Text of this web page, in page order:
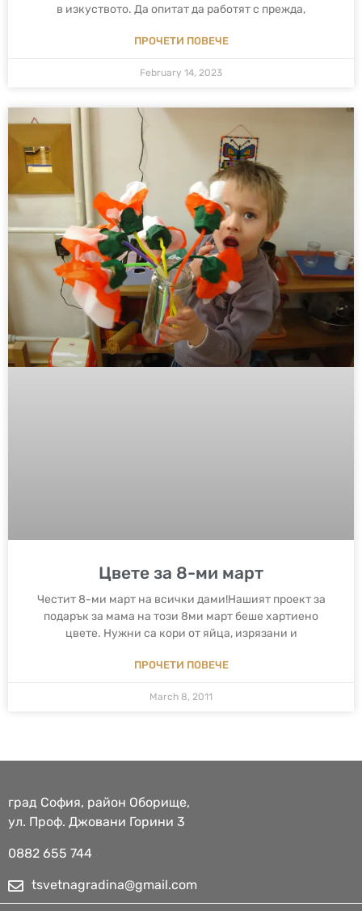
в изкуството. Да опитат да работят с прежда,
ПРОЧЕТИ ПОВЕЧЕ
February 14, 2023
Цвете за 8-ми март
Честит 8-ми март на всички дами!Нашият проект за
подарък за мама на този 8ми март беше хартиено
цвете. Нужни са кори от яйца, изрязани и
ПРОЧЕТИ ПОВЕЧЕ
March 8, 2011
град София, район Оборище,
ул. Проф. Джовани Горини 3
0882 655 744​
tsvetnagradina@gmail.com